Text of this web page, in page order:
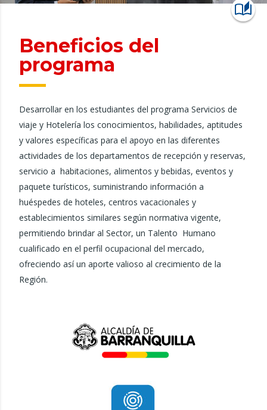
Beneficios del
programa
Desarrollar en los estudiantes del programa Servicios de
viaje y Hotelería los conocimientos, habilidades, aptitudes
y valores específicas para el apoyo en las diferentes
actividades de los departamentos de recepción y reservas,
servicio a habitaciones, alimentos y bebidas, eventos y
paquete turísticos, suministrando información a
huéspedes de hoteles, centros vacacionales y
establecimientos similares según normativa vigente,
permitiendo brindar al Sector, un Talento Humano
cualificado en el perfil ocupacional del mercado,
ofreciendo así un aporte valioso al crecimiento de la
Región.